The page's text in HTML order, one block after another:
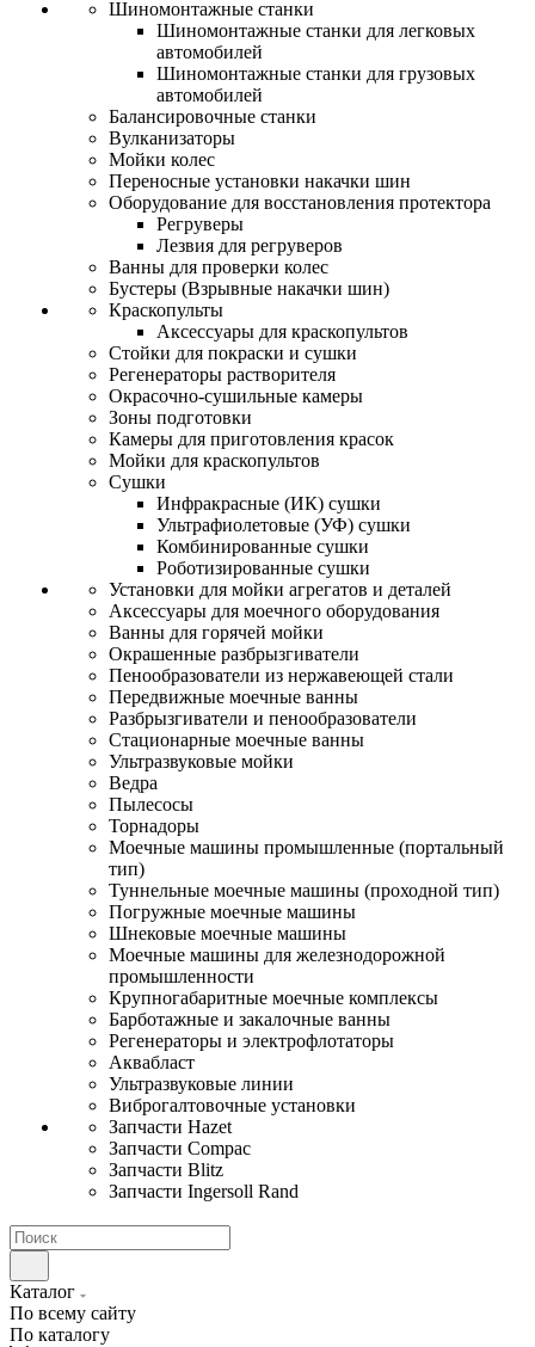
Шиномонтажные станки
Шиномонтажные станки для легковых
автомобилей
Шиномонтажные станки для грузовых
автомобилей
Балансировочные станки
Вулканизаторы
Мойки колес
Переносные установки накачки шин
Оборудование для восстановления протектора
Регруверы
Лезвия для регруверов
Ванны для проверки колес
Бустеры (Взрывные накачки шин)
Краскопульты
Аксессуары для краскопультов
Стойки для покраски и сушки
Регенераторы растворителя
Окрасочно-сушильные камеры
Зоны подготовки
Камеры для приготовления красок
Мойки для краскопультов
Сушки
Инфракрасные (ИК) сушки
Ультрафиолетовые (УФ) сушки
Комбинированные сушки
Роботизированные сушки
Установки для мойки агрегатов и деталей
Аксессуары для моечного оборудования
Ванны для горячей мойки
Окрашенные разбрызгиватели
Пенообразователи из нержавеющей стали
Передвижные моечные ванны
Разбрызгиватели и пенообразователи
Стационарные моечные ванны
Ультразвуковые мойки
Ведра
Пылесосы
Торнадоры
Моечные машины промышленные (портальный
тип)
Туннельные моечные машины (проходной тип)
Погружные моечные машины
Шнековые моечные машины
Моечные машины для железнодорожной
промышленности
Крупногабаритные моечные комплексы
Барботажные и закалочные ванны
Регенераторы и электрофлотаторы
Аквабласт
Ультразвуковые линии
Виброгалтовочные установки
Запчасти Hazet
Запчасти Compac
Запчасти Blitz
Запчасти Ingersoll Rand
Каталог
По всему сайту
По каталогу